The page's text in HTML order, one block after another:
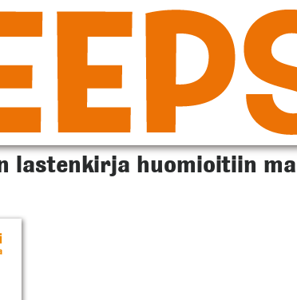
lastenkirja huomioitiin